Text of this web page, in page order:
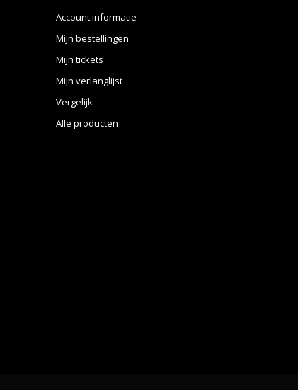
Account informatie
Mijn bestellingen
Mijn tickets
Mijn verlanglijst
Vergelijk
Alle producten